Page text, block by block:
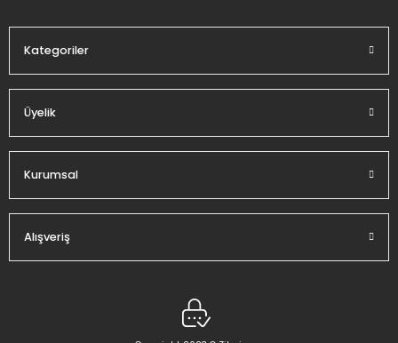
Kategoriler
Üyelik
Kurumsal
Alışveriş